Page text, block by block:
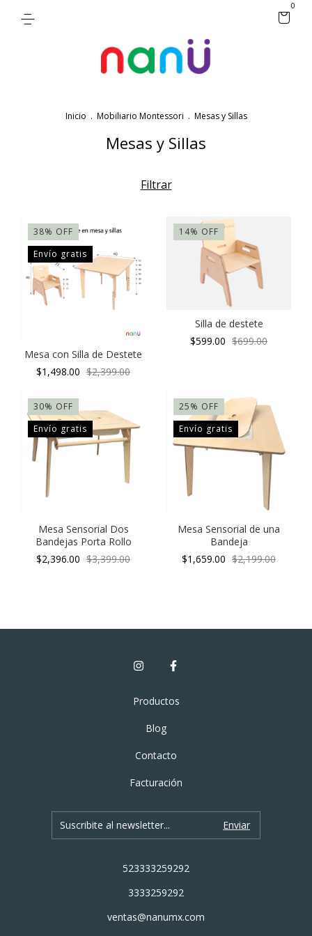
0
Inicio . Mobiliario Montessori . Mesas y Sillas
Mesas y Sillas
Filtrar
38% OFF
Envío gratis
Mesa con Silla de Destete
$1,498.00 $2,399.00
14% OFF
Silla de destete
$599.00 $699.00
30% OFF
Envío gratis
Mesa Sensorial Dos
Bandejas Porta Rollo
$2,396.00 $3,399.00
25% OFF
Envío gratis
Mesa Sensorial de una
Bandeja
$1,659.00 $2,199.00
Productos
Blog
Contacto
Facturación
523333259292
3333259292
ventas@nanumx.com